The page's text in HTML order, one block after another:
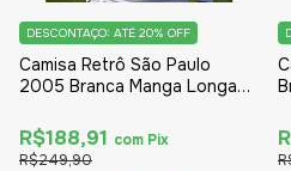
Camisa Retrô São Paulo
2005 Branca Manga Longa
R$249,90
DESCONTAÇO: ATÉ 20% OFF
R$188,91 com Pix